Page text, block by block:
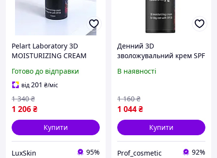
Pelart Laboratory 3D
MOISTURIZING CREAM
денний 3D
зволожувальний крем SPF
30
Готово до відправки
від201 ₴/міс
1 206₴
1 340 ₴
Купити
LuxSkin 95%
Денний 3D
зволожувальний крем SPF
В наявності
1 044₴
1 160 ₴
Купити
Prof_cosmetic 92%